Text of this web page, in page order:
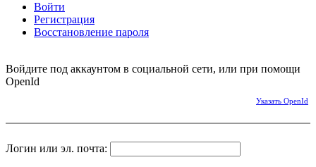
Войти
Регистрация
Восстановление пароля
Войдите под аккаунтом в социальной сети, или при помощи
OpenId
Указать OpenId
Логин или эл. почта: